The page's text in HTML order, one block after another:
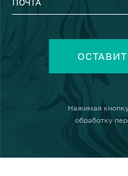
ПОЧТА
Нажимая
обработку